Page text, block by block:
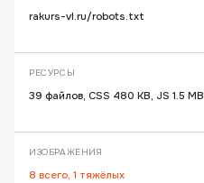
rakurs-vl.ru/robots.txt
РЕСУРСЫ
39 файлов, CSS 480 KB, JS 1.5 MB
ИЗОБРАЖЕНИЯ
8 всего, 1 тяжёлых